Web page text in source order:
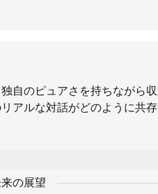
自のピュアさを持ちながら
アルな対話がどのように共
の展望